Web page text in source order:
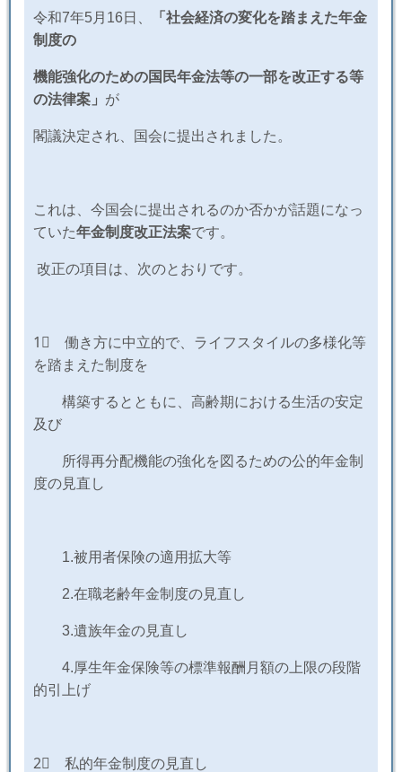
令和7年5月 16日、
「社会経済の変化を踏まえた年金
制度の
機能強化のための国民年金法等の一部を改正する等
の法律案」 が
閣議決定され、国会に提出されました。
これは、今国会に提出されるのか否かが話題になっ
ていた年金制度改正法案です。
改正の項目は、次のとおりです。
1⃣ 働き方に中立的で、ライフスタイルの多様化等
を踏まえた制度を
構築するとともに、高齢期における生活の安定
及び
所得再分配機能の強化を図るための公的年金制
度の見直し
1.被用者保険の適用拡大等
2.在職老齢年金制度の見直し
3.遺族年金の見直し
4.厚生年金保険等の標準報酬月額の上限の段階
的引上げ
2⃣ 私的年金制度の見直し